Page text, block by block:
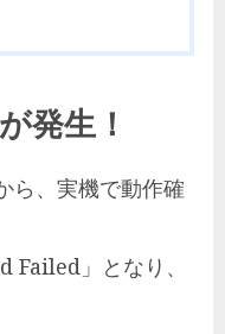
発生！
ら、実機で動作確
Failed」となり、